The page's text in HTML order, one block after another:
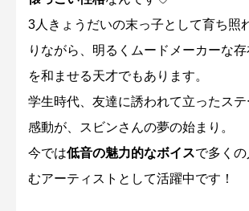
3人きょうだいの末っ子として育ち照
りながら、明るくムードメーカーな
を和ませる天才でもあります。
学生時代、友達に誘われて立ったス
感動が、スビンさんの夢の始まり。
今では低音の魅力的なボイスで多く
むアーティストとして活躍中です！